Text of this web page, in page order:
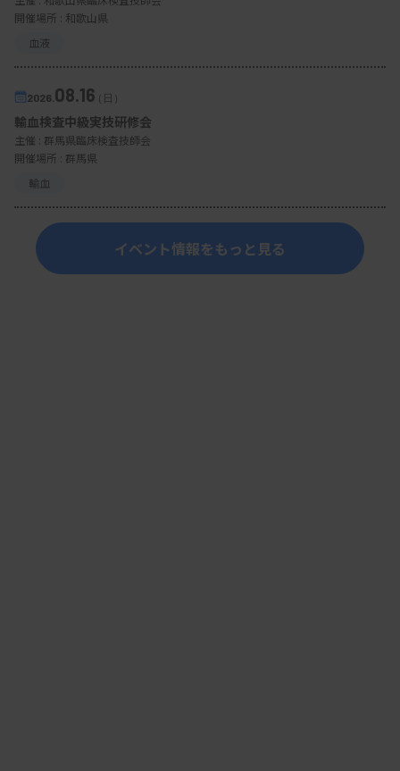
開催場所 : 和歌山県
血液
2026. 08.16（日）
輸血検査中級実技研修会
主催 : 群馬県臨床検査技師会
開催場所 : 群馬県
輸血
イベント情報をもっと見る